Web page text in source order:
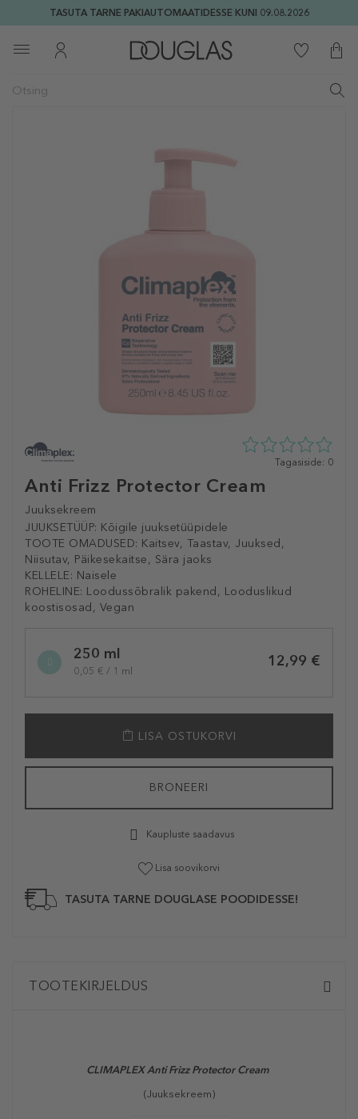
TASUTA TARNE PAKIAUTOMAATIDESSE KUNI 09.08.2026
Anti Frizz Protector Cream
Juuksekreem
JUUKSETÜÜP: Kõigile juuksetüüpidele
TOOTE OMADUSED: Kaitsev, Taastav, Juuksed,
Niisutav, Päikesekaitse, Sära jaoks
KELLELE: Naisele
ROHELINE: Loodussõbralik pakend, Looduslikud
koostisosad, Vegan
0
Tagasiside: 0
variation250 ml
0,05 € / 1 ml
12,99 €
LISA OSTUKORVI
BRONEERI
Kaupluste saadavus
Lisa soovikorvi
TASUTA TARNE DOUGLASE POODIDESSE!
TOOTEKIRJELDUS
CLIMAPLEX Anti Frizz Protector Cream
(Juuksekreem)